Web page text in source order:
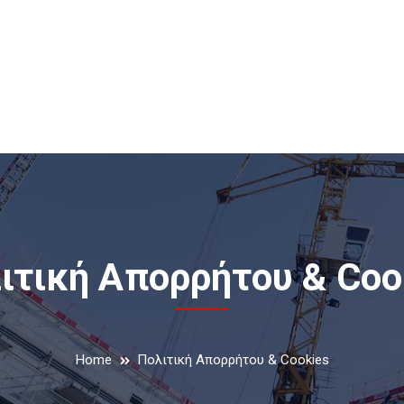
Απορρήτου &
Home Πολιτική Απορρήτου & Cookies